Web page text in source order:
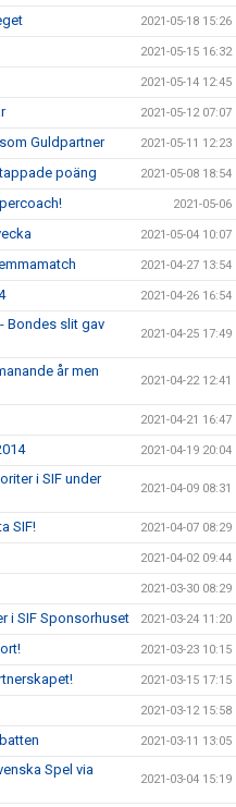
2021-05-18 15:26
2021-05-15 16:32
2021-05-14 12:45
2021-05-12 07:07
Guldpartner 2021-05-11 12:23
poäng 2021-05-08 18:54
2021-05-06
2021-05-04 10:07
2021-04-27 13:54
2021-04-26 16:54
Bondes slit gav
2021-04-25 17:49
år men
2021-04-22 12:41
2021-04-21 16:47
2021-04-19 20:04
i SIF under
2021-04-09 08:31
SIF! 2021-04-07 08:29
2021-04-02 09:44
2021-03-30 08:29
i SIF Sponsorhuset 2021-03-24 11:20
2021-03-23 10:15
2021-03-15 17:15
2021-03-12 15:58
2021-03-11 13:05
Spel via
2021-03-04 15:19